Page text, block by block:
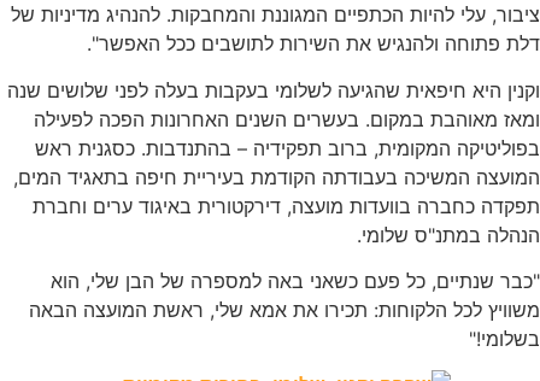
עלי להיות הכתפיים המגוננת והמחבקות. להנהיג מדיניות של
פתוחה ולהנגיש את השירות לתושבים ככל האפשר".
היא חיפאית שהגיעה לשלומי בעקבות בעלה לפני שלושים שנה
מאוהבת במקום. בעשרים השנים האחרונות הפכה לפעילה
המקומית, ברוב תפקידיה – בהתנדבות. כסגנית ראש
המשיכה בעבודתה הקודמת בעיריית חיפה בתאגיד המים,
כחברה בוועדות מועצה, דירקטורית באיגוד ערים וחברת
במתנ"ס שלומי.
שנתיים, כל פעם כשאני באה למספרה של הבן שלי, הוא
לכל הלקוחות: תכירו את אמא שלי, ראשת המועצה הבאה